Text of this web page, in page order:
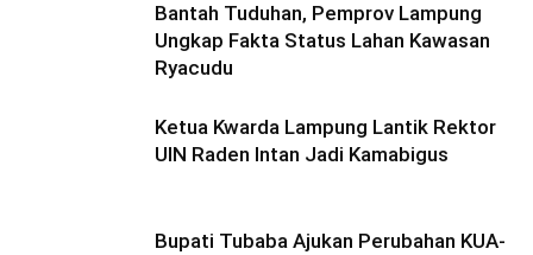
Bantah Tuduhan, Pemprov Lampung
Ungkap Fakta Status Lahan Kawasan
Ryacudu
Ketua Kwarda Lampung Lantik Rektor
UIN Raden Intan Jadi Kamabigus
Bupati Tubaba Ajukan Perubahan KUA-